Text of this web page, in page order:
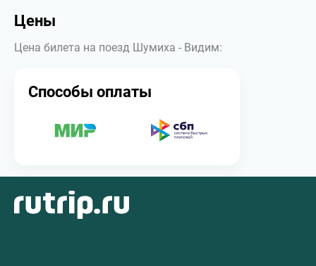
Цены
Цена билета на поезд Шумиха - Видим:
Способы оплаты